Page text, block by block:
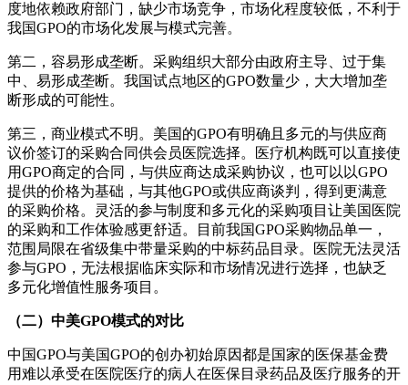
度地依赖政府部门，缺少市场竞争，市场化程度较低，不利于
我国GPO的市场化发展与模式完善。
第二，容易形成垄断。采购组织大部分由政府主导、过于集
中、易形成垄断。我国试点地区的GPO数量少，大大增加垄
断形成的可能性。
第三，商业模式不明。美国的GPO有明确且多元的与供应商
议价签订的采购合同供会员医院选择。医疗机构既可以直接使
用GPO商定的合同，与供应商达成采购协议，也可以以GPO
提供的价格为基础，与其他GPO或供应商谈判，得到更满意
的采购价格。灵活的参与制度和多元化的采购项目让美国医院
的采购和工作体验感更舒适。目前我国GPO采购物品单一，
范围局限在省级集中带量采购的中标药品目录。医院无法灵活
参与GPO，无法根据临床实际和市场情况进行选择，也缺乏
多元化增值性服务项目。
（二）中美GPO模式的对比
中国GPO与美国GPO的创办初始原因都是国家的医保基金费
用难以承受在医院医疗的病人在医保目录药品及医疗服务的开